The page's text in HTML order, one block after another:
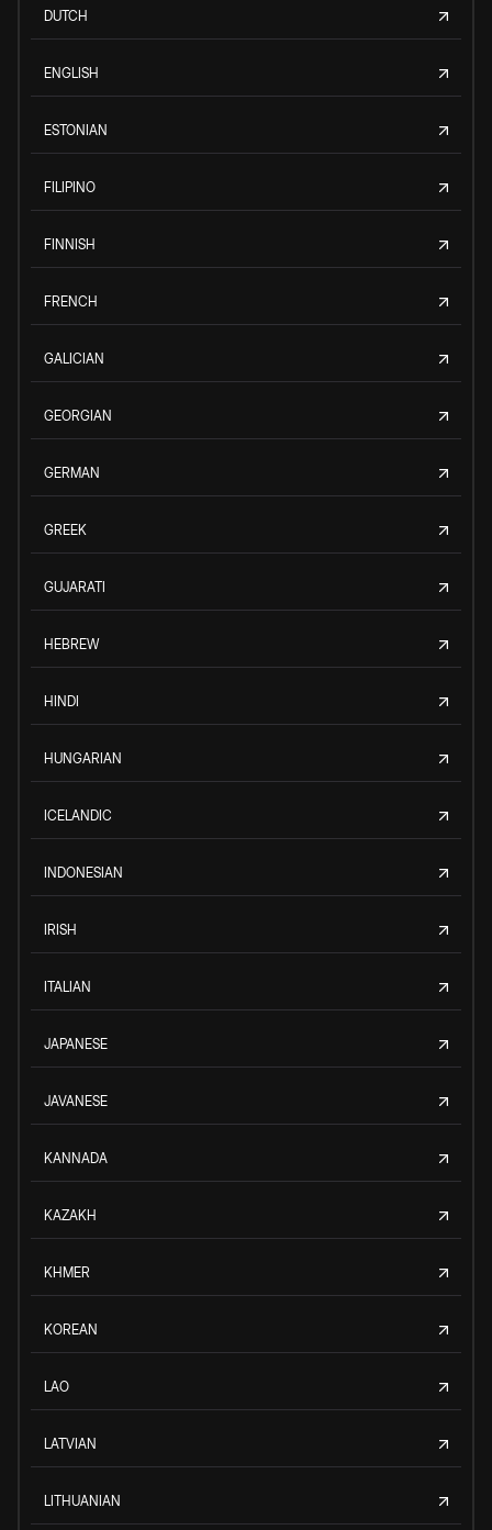
DUTCH
ENGLISH
ESTONIAN
FILIPINO
FINNISH
FRENCH
GALICIAN
GEORGIAN
GERMAN
GREEK
GUJARATI
HEBREW
HINDI
HUNGARIAN
ICELANDIC
INDONESIAN
IRISH
ITALIAN
JAPANESE
JAVANESE
KANNADA
KAZAKH
KHMER
KOREAN
LAO
LATVIAN
LITHUANIAN